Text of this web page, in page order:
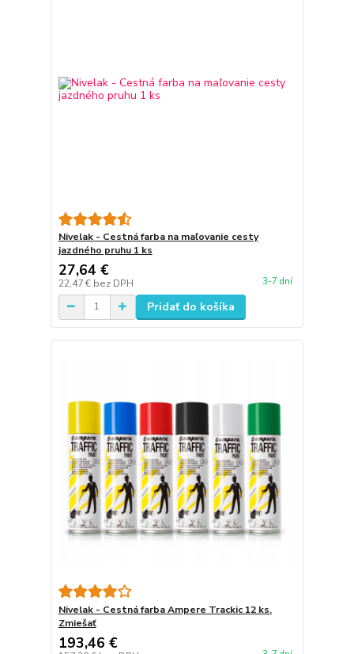
Nivelak - Cestná farba na maľovanie cesty
jazdného pruhu 1 ks
27,64 €
22,47 € bez DPH 3-7 dní
Pridať do košíka
Nivelak - Cestná farba Ampere Trackic 12 ks.
Zmiešať
193,46 €